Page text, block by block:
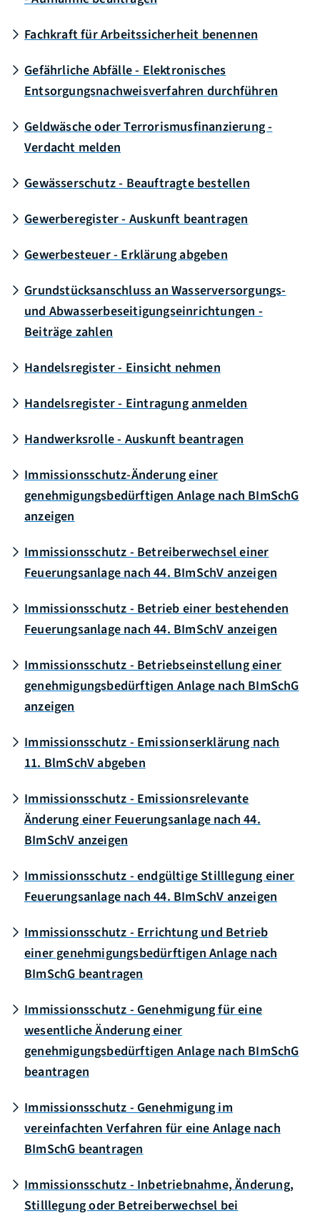
Fachkraft für Arbeitssicherheit benennen
Gefährliche Abfälle - Elektronisches
Entsorgungsnachweisverfahren durchführen
Geldwäsche oder Terrorismusfinanzierung -
Verdacht melden
Gewässerschutz - Beauftragte bestellen
Gewerberegister - Auskunft beantragen
Gewerbesteuer - Erklärung abgeben
Grundstücksanschluss an Wasserversorgungs-
und Abwasserbeseitigungseinrichtungen -
Beiträge zahlen
Handelsregister - Einsicht nehmen
Handelsregister - Eintragung anmelden
Handwerksrolle - Auskunft beantragen
Immissionsschutz-Änderung einer
genehmigungsbedürftigen Anlage nach BImSchG
anzeigen
Immissionsschutz - Betreiberwechsel einer
Feuerungsanlage nach 44. BImSchV anzeigen
Immissionsschutz - Betrieb einer bestehenden
Feuerungsanlage nach 44. BImSchV anzeigen
Immissionsschutz - Betriebseinstellung einer
genehmigungsbedürftigen Anlage nach BImSchG
anzeigen
Immissionsschutz - Emissionserklärung nach
11. BlmSchV abgeben
Immissionsschutz - Emissionsrelevante
Änderung einer Feuerungsanlage nach 44.
BImSchV anzeigen
Immissionsschutz - endgültige Stilllegung einer
Feuerungsanlage nach 44. BImSchV anzeigen
Immissionsschutz - Errichtung und Betrieb
einer genehmigungsbedürftigen Anlage nach
BImSchG beantragen
Immissionsschutz - Genehmigung für eine
wesentliche Änderung einer
genehmigungsbedürftigen Anlage nach BImSchG
beantragen
Immissionsschutz - Genehmigung im
vereinfachten Verfahren für eine Anlage nach
BImSchG beantragen
Immissionsschutz - Inbetriebnahme, Änderung,
Stilllegung oder Betreiberwechsel bei